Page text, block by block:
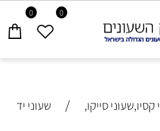
0 0
סייקו, / שעוני יד